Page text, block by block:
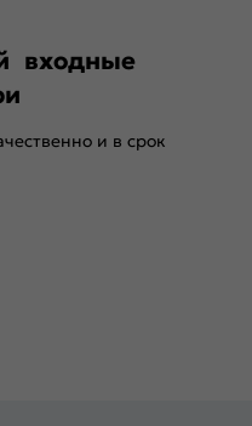
входные
и в срок